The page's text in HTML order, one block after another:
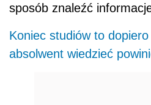
sposób znaleźć
Koniec studiów to
absolwent wiedzieć